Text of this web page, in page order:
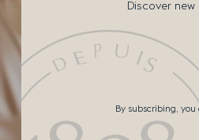
Discover
By subscribing,